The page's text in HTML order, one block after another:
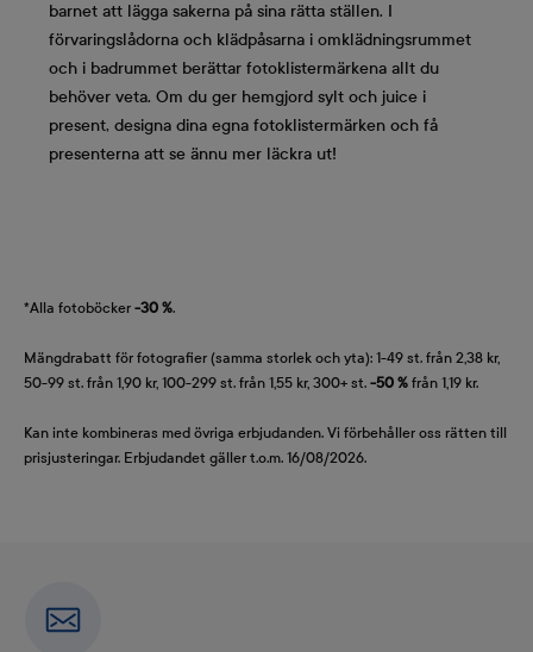
barnet att lägga sakerna på sina rätta ställen. I
förvaringslådorna och klädpåsarna i omklädningsrummet
och i badrummet berättar fotoklistermärkena allt du
behöver veta. Om du ger hemgjord sylt och juice i
present, designa dina egna fotoklistermärken och få
presenterna att se ännu mer läckra ut!
*Alla fotoböcker -30 %.
Mängdrabatt för fotografier (samma storlek och yta): 1-49 st. från 2,38 kr,
50-99 st. från 1,90 kr, 100-299 st. från 1,55 kr, 300+ st. -50 % från 1,19 kr.
Kan inte kombineras med övriga erbjudanden. Vi förbehåller oss rätten till
prisjusteringar. Erbjudandet gäller t.o.m. 16/08/2026.